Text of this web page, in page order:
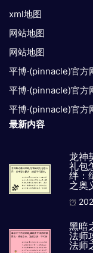
xml地图
网站地图
网站地图
平博·(pinnacle)官方
平博·(pinnacle)官方
平博·(pinnacle)官方
最新内容
龙神
礼包
绊：
之奥
黑暗
法师
法师